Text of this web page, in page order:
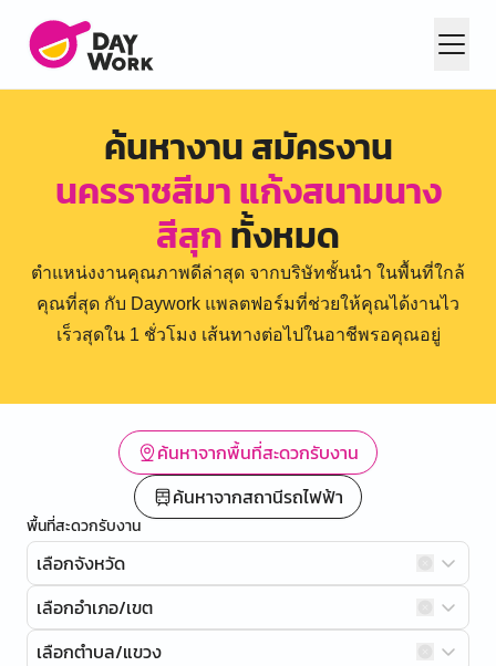
ค้นหางาน สมัครงาน
นครราชสีมา แก้งสนามนาง
สีสุกทั้งหมด
ตำแหน่งงานคุณภาพดีล่าสุด จากบริษัทชั้นนำ ในพื้นที่ใกล้
คุณที่สุด กับ Daywork แพลตฟอร์มที่ช่วยให้คุณได้งานไว
เร็วสุดใน 1 ชั่วโมง เส้นทางต่อไปในอาชีพรอคุณอยู่
ค้นหาจากพื้นที่สะดวกรับงาน
ค้นหาจากสถานีรถไฟฟ้า
พื้นที่สะดวกรับงาน
เลือกจังหวัด
เลือกอำเภอ/เขต
เลือกตำบล/แขวง